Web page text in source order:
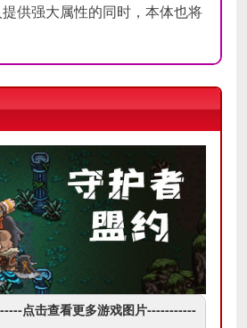
供强大属性的同时，本体也将
点击查看更多游戏图片-----------